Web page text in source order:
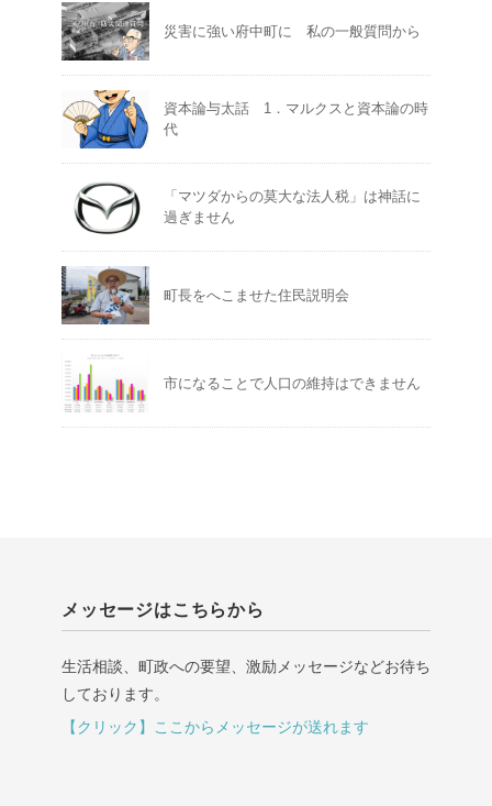
災害に強い府中町に 私の一般質問から
資本論与太話 1．マルクスと資本論の時
代
「マツダからの莫大な法人税」は神話に
過ぎません
町長をへこませた住民説明会
市になることで人口の維持はできません
メッセージはこちらから
生活相談、町政への要望、激励メッセージなどお待ち
しております。
【クリック】ここからメッセージが送れます